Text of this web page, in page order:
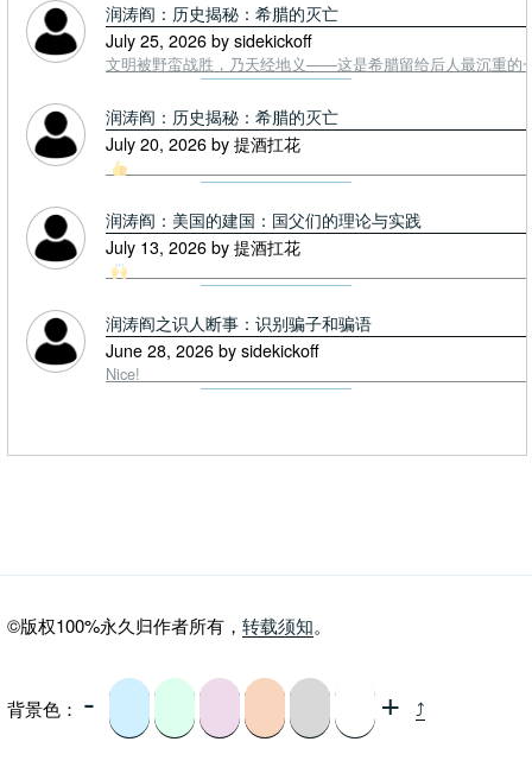
润涛阎：历史揭秘：希腊的灭亡
July 25, 2026 by sidekickoff
文明被野蛮战胜，乃天经地义——这是希腊留给后人最沉重的
润涛阎：历史揭秘：希腊的灭亡
July 20, 2026 by 提酒扛花
润涛阎：美国的建国：国父们的理论与实践
July 13, 2026 by 提酒扛花
润涛阎之识人断事：识别骗子和骗语
June 28, 2026 by sidekickoff
Nice!
©版权100%永久归作者所有， 转载须知。
背景色： - + ⤴